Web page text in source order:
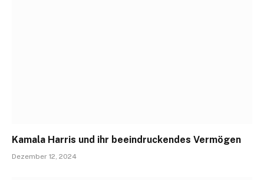
Kamala Harris und ihr beeindruckendes Vermögen
Dezember 12, 2024